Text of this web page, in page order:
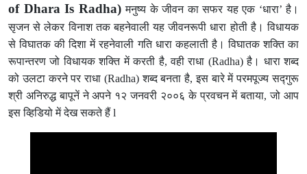
of Dhara Is Radha)मनुष्य के जीवन का सफर यह एक ‘धारा’ है।
सृजन से लेकर विनाश तक बहनेवाली यह जीवनरूपी धारा होती है। विधायक
से विघातक की दिशा में रहनेवाली गति धारा कहलाती है। विघातक शक्ति का
रूपान्तरण जो विधायक शक्ति में करती है, वही राधा (Radha) है। धारा शब्द
को उलटा करने पर राधा (Radha) शब्द बनता है, इस बारे में परमपूज्य सद्गुरू
श्री अनिरुद्ध बापूनें ने अपने १२ जनवरी २००६ के प्रवचन में बताया, जो आप
इस व्हिडियो में देख सकते हैं l